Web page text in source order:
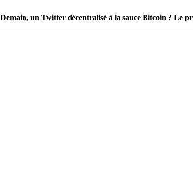
Demain, un Twitter décentralisé à la sauce Bitcoin ? Le